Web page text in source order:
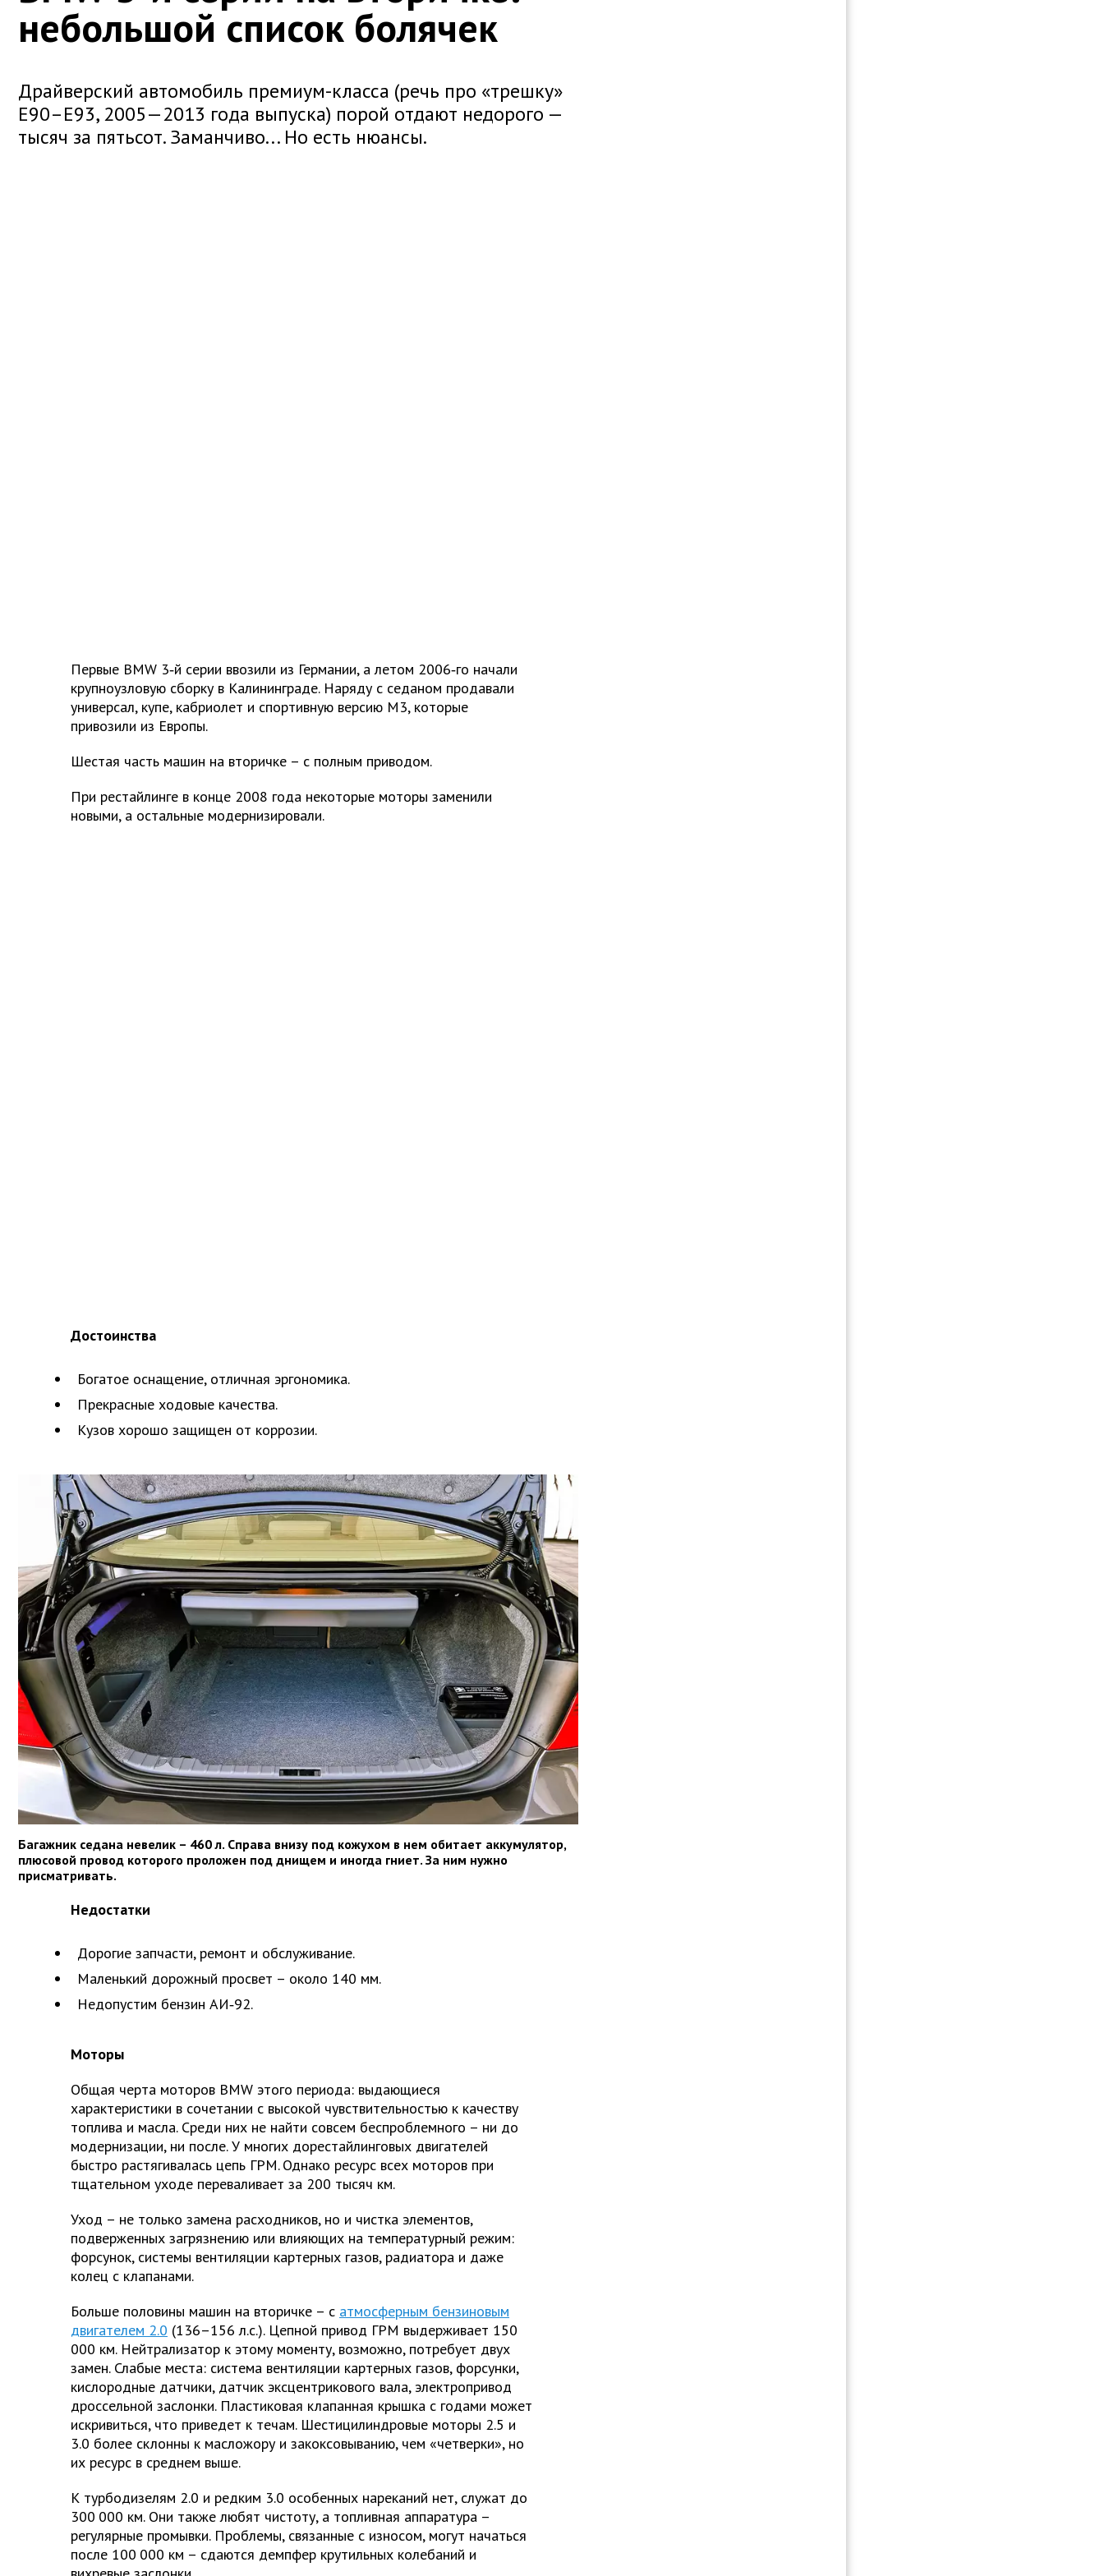
небольшой список болячек
Драйверский автомобиль премиум-класса (речь про «трешку»
E90–E93, 2005—2013 года выпуска) порой отдают недорого —
тысяч за пятьсот. Заманчиво... Но есть нюансы.
Первые BMW 3‑й серии ввозили из Германии, а летом 2006‑го начали
крупноузловую сборку в Калининграде. Наряду с седаном продавали
универсал, купе, кабриолет и спортивную версию М3, которые
привозили из Европы.
Шестая часть машин на вторичке – с полным приводом.
При рестайлинге в конце 2008 года некоторые моторы заменили
новыми, а остальные модернизировали.
Достоинства
Богатое оснащение, отличная эргономика.
Прекрасные ходовые качества.
Кузов хорошо защищен от коррозии.
Багажник седана невелик – 460 л. Справа внизу под кожухом в нем обитает аккумулятор,
плюсовой провод которого проложен под днищем и иногда гниет. За ним нужно
присматривать.
Недостатки
Дорогие запчасти, ремонт и обслуживание.
Маленький дорожный ­просвет – около 140 мм.
Недопустим бензин АИ‑92.
Моторы
Общая черта моторов BMW этого периода: выдающиеся
характеристики в сочетании с высокой чувствительностью к качеству
топлива и масла. Среди них не найти совсем беспроблемного – ни до
модернизации, ни после. У многих дорестайлинговых двигателей
быстро растягивалась цепь ГРМ. Однако ресурс всех моторов при
тщательном уходе переваливает за 200 тысяч км.
Уход – не только замена расходников, но и чистка элементов,
подверженных загрязнению или влияющих на температурный режим:
форсунок, системы вентиляции картерных газов, радиатора и даже
колец с клапанами.
Больше половины машин на вторичке – с атмосферным бензиновым
двигателем 2.0 (136–156 л.с.). Цепной привод ГРМ выдерживает 150
000 км. Нейтрализатор к этому моменту, возможно, потребует двух
замен. Слабые места: система вентиляции картерных газов, форсунки,
кислородные датчики, датчик эксцентрикового вала, электропривод
дроссельной заслонки. Пластиковая клапанная крышка с годами может
искривиться, что приведет к течам. Шестицилиндровые моторы 2.5 и
3.0 более склонны к масложору и закоксовыванию, чем «четверки», но
их ресурс в среднем выше.
К турбодизелям 2.0 и редким 3.0 особенных нареканий нет, служат до
300 000 км. Они также любят чистоту, а топливная аппаратура –
регулярные промывки. Проблемы, связанные с износом, могут начаться
после 100 000 км – сдаются демпфер крутильных колебаний и